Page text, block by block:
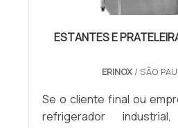
ESTANTES E
ERINOX / SÃO
Se o cliente final ou
refrigerador